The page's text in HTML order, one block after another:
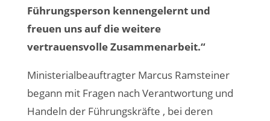
Führungsperson kennengelernt und
freuen uns auf die weitere
vertrauensvolle Zusammenarbeit.“
Ministerialbeauftragter Marcus Ramsteiner
begann mit Fragen nach Verantwortung und
Handeln der Führungskräfte , bei deren